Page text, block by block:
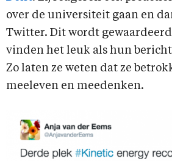
over de universiteit gaan en
Twitter. Dit wordt
vinden het leuk als hun
Zo laten ze weten dat ze
meeleven en meedenken.